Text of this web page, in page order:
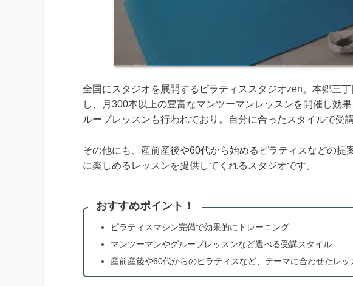
全国にスタジオを展開するピラティススタジオzen。本郷三
し、月300本以上の豊富なマンツーマンレッスンを開催し効
ループレッスンも行われており。自分に合ったスタイルで受
その他にも、産前産後や60代から始めるピラティスなどの提
に楽しめるレッスンを提供してくれるスタジオです。
おすすめポイント！
ピラティスマシン完備で効果的にトレーニング
マンツーマンやグループレッスンなど選べる受講スタイル
産前産後や60代からのピラティスなど、テーマに合わせたレッ